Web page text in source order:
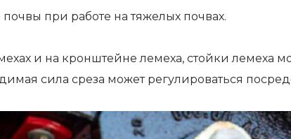
при работе на тяжелых почвах.
и на кронштейне лемеха, стойки лемеха
сила среза может регулироваться